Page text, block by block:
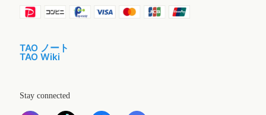
TAO ノート
TAO Wiki
Stay connected